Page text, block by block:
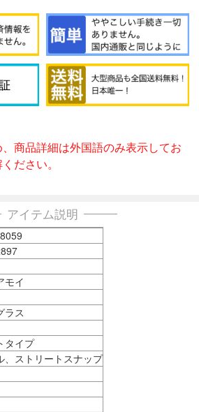
商品詳細は外国語のみ表示してお
ださい。
アイテム説明
モイ
ラス
タイプ
、ストリートスナップ